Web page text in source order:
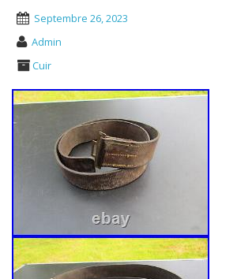
Septembre 26, 2023
Admin
Cuir